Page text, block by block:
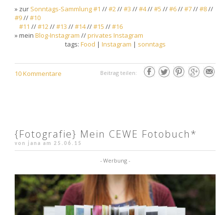
» zur Sonntags-Sammlung #1 //#2//#3 //#4//#5 //#6//#7//#8//
#9//#10
#11 //#12//#13 //#14//#15 //#16
» mein Blog-Instagram //privates Instagram
tags: Food | Instagram | sonntags
10 Kommentare Beitrag teilen:
{Fotografie} Mein CEWE Fotobuch*
von jana am 25.06.15
- Werbung -